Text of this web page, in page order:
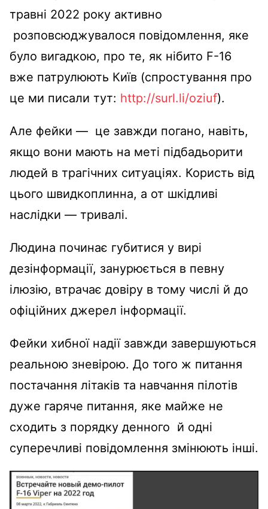
травні 2022 року активно
розповсюджувалося повідомлення, яке
було вигадкою, про те, як нібито F-16
вже патрулюють Київ (спростування про
це ми писали тут: http://surl.li/oziuf).
Але фейки — це завжди погано, навіть,
якщо вони мають на меті підбадьорити
людей в трагічних ситуаціях. Користь від
цього швидкоплинна, а от шкідливі
наслідки — тривалі.
Людина починає губитися у вирі
дезінформації, занурюється в певну
ілюзію, втрачає довіру в тому числі й до
офіційних джерел інформації.
Фейки хибної надії завжди завершуються
реальною зневірою. До того ж питання
постачання літаків та навчання пілотів
дуже гаряче питання, яке майже не
сходить з порядку денного й одні
суперечливі повідомлення змінюють інші.